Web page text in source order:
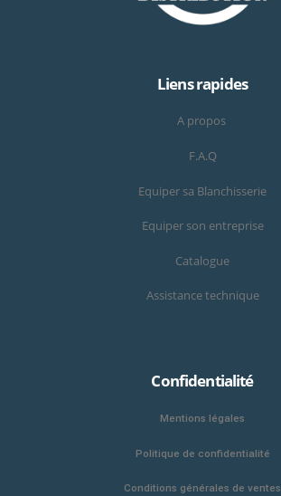
Liens rapides
A propos
F.A.Q
Equiper sa Blanchisserie
Equiper son entreprise
Catalogue
Assistance technique
Confidentialité
Mentions légales
Politique de confidentialité
Conditions générales de ventes